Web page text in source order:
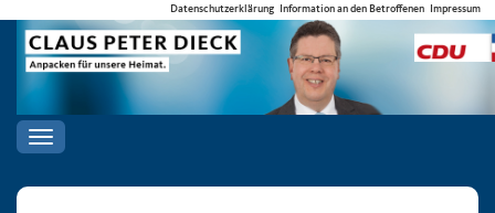
Datenschutzerklärung Information an den Betroffenen Impressum
Toggle
navigation